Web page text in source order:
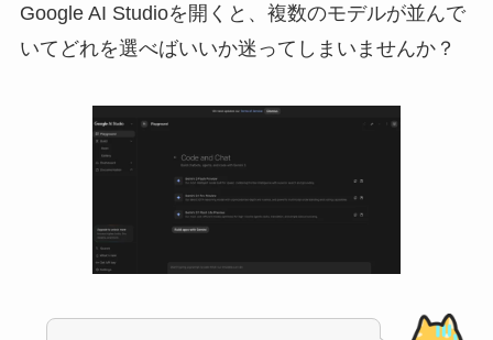
Google AI Studioを開くと、複数のモデルが並んで
いてどれを選べばいいか迷ってしまいませんか？